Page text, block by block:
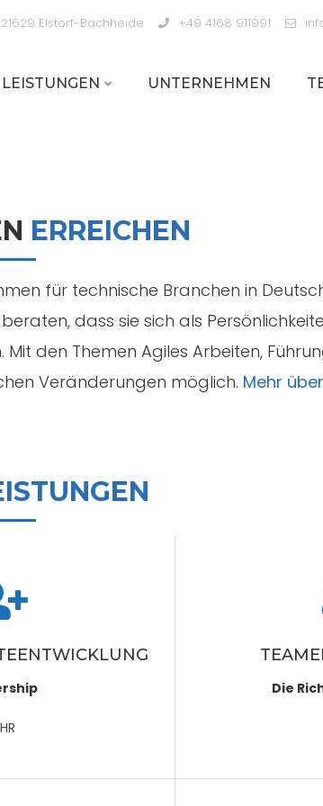
Elstorf-Bachheide +49 4168 911991
LEISTUNGEN UNTERNEHMEN
ERREICHEN
für technische Branchen in
dass sie sich als
den Themen Agiles Arbeiten,
Veränderungen möglich. Mehr
Die